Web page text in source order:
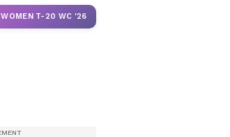
WOMEN T-20 WC '26